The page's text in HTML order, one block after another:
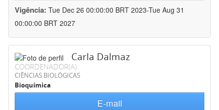
Vigência: Tue Dec 26 00:00:00 BRT 2023-Tue Aug 31
00:00:00 BRT 2027
Carla Dalmaz
COORDENADOR(A)
CIÊNCIAS BIOLÓGICAS
Bioquímica
E-mail